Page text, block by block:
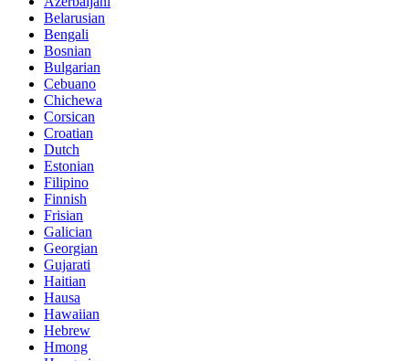
Belarusian
Bengali
Bosnian
Bulgarian
Cebuano
Chichewa
Corsican
Croatian
Dutch
Estonian
Filipino
Finnish
Frisian
Galician
Georgian
Gujarati
Haitian
Hausa
Hawaiian
Hebrew
Hmong